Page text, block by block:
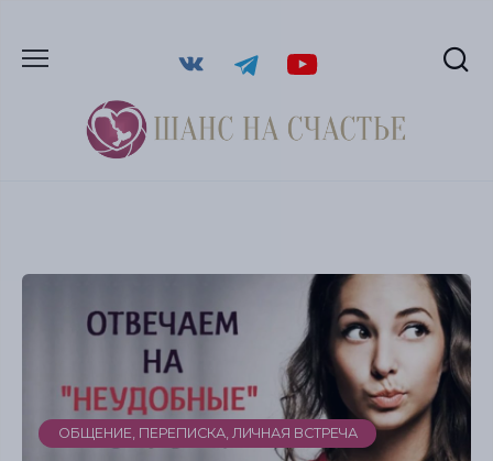
ОБЩЕНИЕ, ПЕРЕПИСКА, ЛИЧНАЯ ВСТРЕЧА